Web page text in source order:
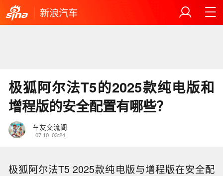
新浪汽车
极狐阿尔法T5的2025款纯电版和
增程版的安全配置有哪些？
车友交流阁
07.10 03:24
极狐阿尔法T5 2025款纯电版与增程版在安全配